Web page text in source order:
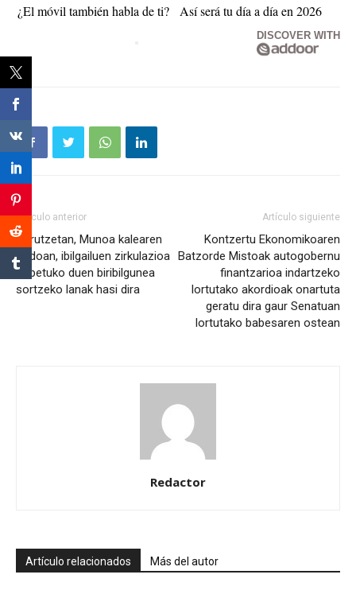
¿El móvil también habla de ti? Así será tu día a día en 2026
DISCOVER WITH
Artículo anterior
Gurutzetan, Munoa kalearen
ondoan, ibilgailuen zirkulazioa
hobetuko duen biribilgunea
sortzeko lanak hasi dira
Artículo siguiente
Kontzertu Ekonomikoaren
Batzorde Mistoak autogobernu
finantzarioa indartzeko
lortutako akordioak onartuta
geratu dira gaur Senatuan
lortutako babesaren ostean
Redactor
Artículo relacionados Más del autor